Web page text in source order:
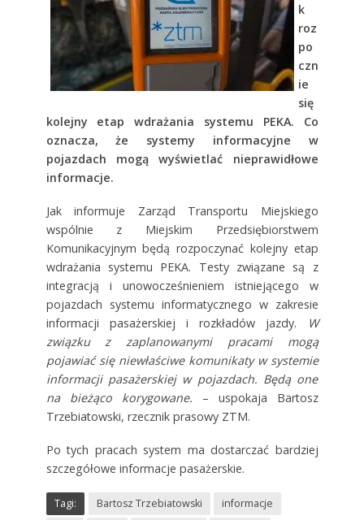
k
roz
po
czn
ie
się
kolejny etap wdrażania systemu PEKA. Co
oznacza, że systemy informacyjne w
pojazdach mogą wyświetlać nieprawidłowe
informacje.
Jak informuje Zarząd Transportu Miejskiego
wspólnie z Miejskim Przedsiębiorstwem
Komunikacyjnym będą rozpoczynać kolejny etap
wdrażania systemu PEKA. Testy związane są z
integracją i unowocześnieniem istniejącego w
pojazdach systemu informatycznego w zakresie
informacji pasażerskiej i rozkładów jazdy.
W
związku z zaplanowanymi pracami mogą
pojawiać się niewłaściwe komunikaty w systemie
informacji pasażerskiej w pojazdach. Będą one
na bieżąco korygowane. – uspokaja Bartosz
Trzebiatowski, rzecznik prasowy ZTM.
Po tych pracach system ma dostarczać bardziej
szczegółowe informacje pasażerskie.
Tagi: Bartosz Trzebiatowski
informacje